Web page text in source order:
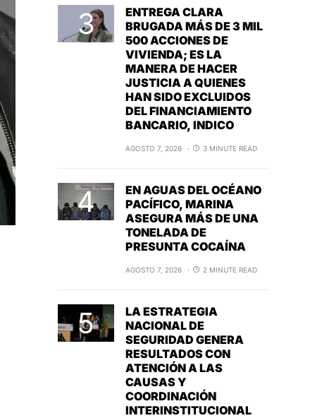
ENTREGA CLARA
BRUGADA MÁS DE 3 MIL
500 ACCIONES DE
VIVIENDA; ES LA
MANERA DE HACER
JUSTICIA A QUIENES
HAN SIDO EXCLUIDOS
DEL FINANCIAMIENTO
BANCARIO, INDICO
AGOSTO 7, 2026 3 MINUTE READ
EN AGUAS DEL OCÉANO
PACÍFICO, MARINA
ASEGURA MÁS DE UNA
TONELADA DE
PRESUNTA COCAÍNA
AGOSTO 7, 2026 2 MINUTE READ
LA ESTRATEGIA
NACIONAL DE
SEGURIDAD GENERA
RESULTADOS CON
ATENCIÓN A LAS
CAUSAS Y
COORDINACIÓN
INTERINSTITUCIONAL